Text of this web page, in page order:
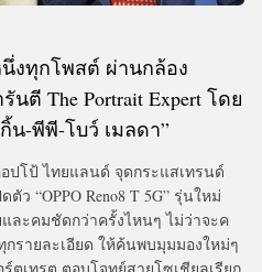
นึ่งทุกโพสต์ ผ่านกล้อง
รันตี The Portrait Expert โดย
น-พีพี-โบว์ เมลดา”
ปโป้ ไทยแลนด์ จุดกระแสเทรนด์
ว “OPPO Reno8 T 5G” รุ่นใหม่
ละคมชัดกว่าครั้งไหนๆ ไม่ว่าจะค
รายละเอียด ให้ค้นพบมุมมองใหม่ๆ